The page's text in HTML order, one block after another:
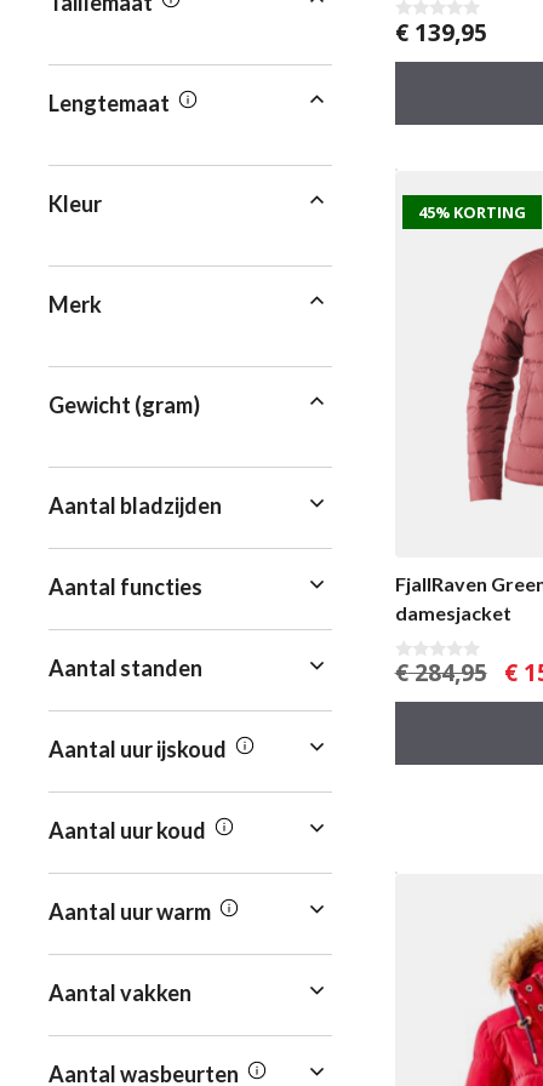
0
v
a
€139,95
45% KORTING
FjallRaven
damesjacket
0
a
€284,95
€
€
Lengtemaat
Kleur
Merk
Gewicht (gram)
Aantal bladzijden
Aantal functies
Aantal standen
Aantal uur ijskoud
Aantal uur koud
Aantal uur warm
Aantal vakken
Aantal wasbeurten